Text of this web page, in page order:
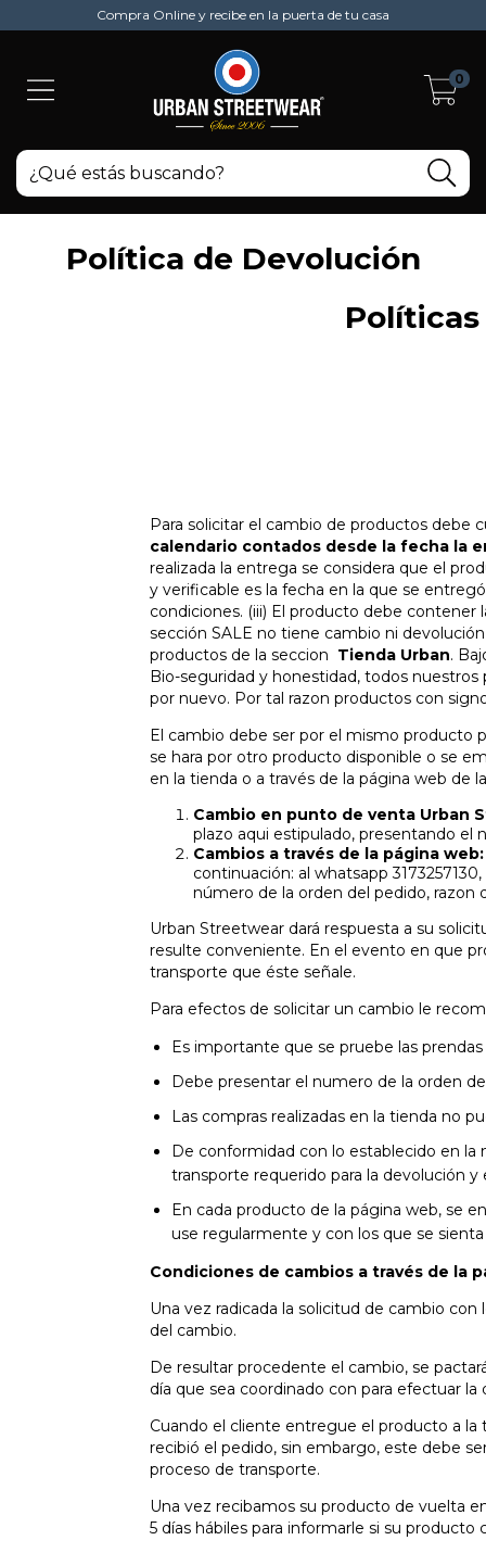
Compra Online y recibe en la puerta de tu casa
0
Política de Devolución
Para solicitar el cambio de productos debe
calendario contados desde la fecha la
realizada la entrega se considera que el
y verificable es la fecha en la que se
condiciones. (iii) El producto debe contener
sección SALE no tiene cambio ni
productos de la seccion Tienda Urban.
Bio-seguridad y honestidad, todos
por nuevo. Por tal razon productos con
El cambio debe ser por el mismo producto
se hara por otro producto disponible o se
en la tienda o a través de la página web de
Cambio en punto de venta Urban
plazo aqui estipulado, presentando el
Cambios a través de la página web:
continuación: al whatsapp
número de la orden del pedido,
Urban Streetwear dará respuesta a su
resulte conveniente. En el evento en que
transporte que éste señale.
Para efectos de solicitar un cambio le
Es importante que se pruebe las
Debe presentar el numero de la orden
Las compras realizadas en la tienda no
De conformidad con lo establecido en la
transporte requerido para la devolución
En cada producto de la página web, se
use regularmente y con los que se
Condiciones de cambios a través de la
Una vez radicada la solicitud de cambio
del cambio.
De resultar procedente el cambio, se
día que sea coordinado con para efectuar
Cuando el cliente entregue el producto a
recibió el pedido, sin embargo, este debe
proceso de transporte.
Una vez recibamos su producto de vuelta
5 días hábiles para informarle si su